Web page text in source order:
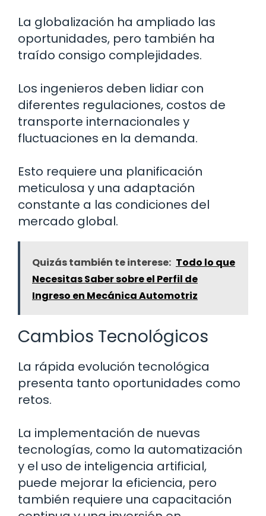
La globalización ha ampliado las
oportunidades, pero también ha
traído consigo complejidades.
Los ingenieros deben lidiar con
diferentes regulaciones, costos de
transporte internacionales y
fluctuaciones en la demanda.
Esto requiere una planificación
meticulosa y una adaptación
constante a las condiciones del
mercado global.
Quizás también te interese: Todo lo que
Necesitas Saber sobre el Perfil de
Ingreso en Mecánica Automotriz
Cambios Tecnológicos
La rápida evolución tecnológica
presenta tanto oportunidades como
retos.
La implementación de nuevas
tecnologías, como la automatización
y el uso de inteligencia artificial,
puede mejorar la eficiencia, pero
también requiere una capacitación